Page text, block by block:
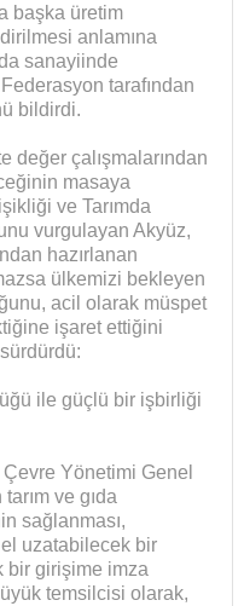
başka üretim
anlamına
sanayiinde
tarafından
bildirdi.
değer çalışmalarından
masaya
ve Tarımda
vurgulayan Akyüz,
hazırlanan
ülkemizi bekleyen
acil olarak müspet
işaret ettiğini
ile güçlü bir işbirliği
Yönetimi Genel
ve gıda
sağlanması,
uzatabilecek bir
bir girişime imza
temsilcisi olarak,